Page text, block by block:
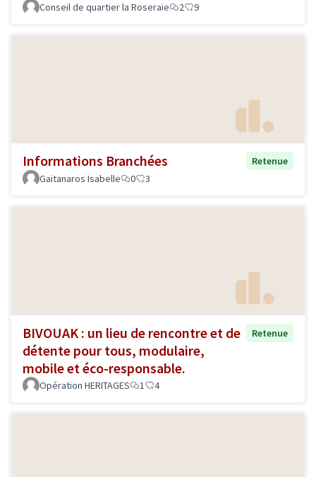
Conseil de quartier la Roseraie 2 9
Informations Branchées
Retenue
Gaitanaros Isabelle
0 3
BIVOUAK : un lieu de rencontre et de
détente pour tous, modulaire,
mobile et éco-responsable.
Retenue
Opération HERITAGES 1 4